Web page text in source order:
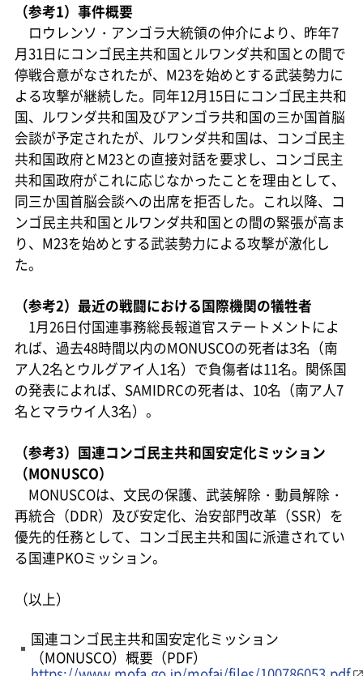
（参考1）事件概要
ロウレンソ・アンゴラ大統領の仲介により、昨年7
月31日にコンゴ民主共和国とルワンダ共和国との間で
停戦合意がなされたが、M23を始めとする武装勢力に
よる攻撃が継続した。同年12月15日にコンゴ民主共和
国、ルワンダ共和国及びアンゴラ共和国の三か国首脳
会談が予定されたが、ルワンダ共和国は、コンゴ民主
共和国政府とM23との直接対話を要求し、コンゴ民主
共和国政府がこれに応じなかったことを理由として、
同三か国首脳会談への出席を拒否した。これ以降、コ
ンゴ民主共和国とルワンダ共和国との間の緊張が高ま
り、M23を始めとする武装勢力による攻撃が激化し
た。
（参考2）最近の戦闘における国際機関の犠牲者
1月26日付国連事務総長報道官ステートメントによ
れば、過去48時間以内のMONUSCOの死者は3名（南
ア人2名とウルグアイ人1名）で負傷者は11名。関係国
の発表によれば、SAMIDRCの死者は、10名（南ア人7
名とマラウイ人3名）。
（参考3）国連コンゴ民主共和国安定化ミッション
（MONUSCO）
MONUSCOは、文民の保護、武装解除・動員解除・
再統合（DDR）及び安定化、治安部門改革（SSR）を
優先的任務として、コンゴ民主共和国に派遣されてい
る国連PKOミッション。
（以上）
国連コンゴ民主共和国安定化ミッション
（MONUSCO）概要（PDF）